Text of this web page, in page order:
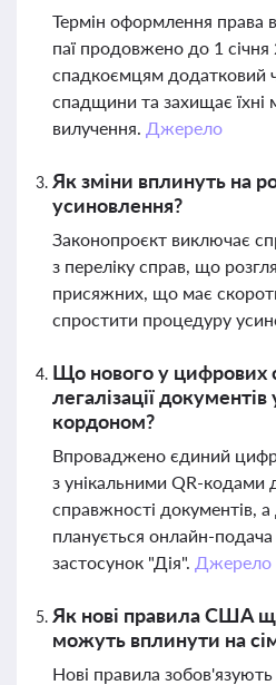
Термін оформлення права
паї продовжено до 1
спадкоємцям додатковий
спадщини та захищає їхні
вилучення. Джерело
Як зміни вплинуть на
усиновлення?
Законопроєкт виключає
з переліку справ, що
присяжних, що має
спростити процедуру
Що нового у цифрових
легалізації документів
кордоном?
Впроваджено єдиний
з унікальними QR-кодами
справжності документів,
планується онлайн-подача
застосунок "Дія". Джерело
Як нові правила США
можуть вплинути на
Нові правила